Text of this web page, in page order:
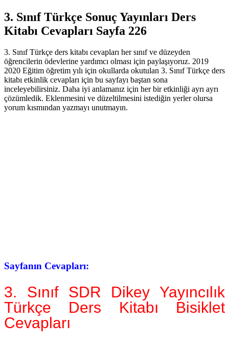
3. Sınıf Türkçe Sonuç Yayınları Ders
Kitabı Cevapları Sayfa 226
3. Sınıf Türkçe ders kitabı cevapları her sınıf ve düzeyden
öğrencilerin ödevlerine yardımcı olması için paylaşıyoruz. 2019
2020 Eğitim öğretim yılı için okullarda okutulan 3. Sınıf Türkçe ders
kitabı etkinlik cevapları için bu sayfayı baştan sona
inceleyebilirsiniz. Daha iyi anlamanız için her bir etkinliği ayrı ayrı
çözümledik. Eklenmesini ve düzeltilmesini istediğin yerler olursa
yorum kısmından yazmayı unutmayın.
Sayfanın Cevapları:
3. Sınıf SDR Dikey Yayıncılık
Türkçe Ders Kitabı Bisiklet
Cevapları